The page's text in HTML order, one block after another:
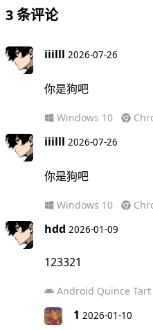
3条评论
iiilll 2026-07-26
你是狗吧
Windows 10
iiilll 2026-07-26
你是狗吧
Windows 10
hdd 2026-01-09
123321
Android Quince Tart
1 2026-01-10